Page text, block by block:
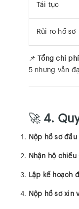
Tái tục
Rủi ro hồ sơ
📌 Tổng chi
5 nhưng vẫn
🚀 4.
Nộp hồ sơ
Nhận hộ chiếu
Lập kế hoạch
Nộp hồ sơ xin